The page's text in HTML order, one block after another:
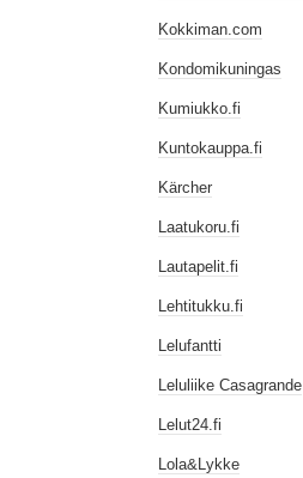
Kokkiman.com
Kondomikuningas
Kumiukko.fi
Kuntokauppa.fi
Kärcher
Laatukoru.fi
Lautapelit.fi
Lehtitukku.fi
Lelufantti
Leluliike Casagrande
Lelut24.fi
Lola&Lykke